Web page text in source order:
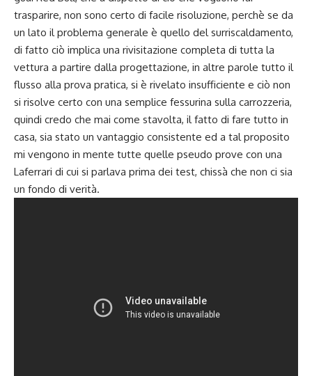
trasparire, non sono certo di facile risoluzione, perchè se da
un lato il problema generale è quello del surriscaldamento,
di fatto ciò implica una rivisitazione completa di tutta la
vettura a partire dalla progettazione, in altre parole tutto il
flusso alla prova pratica, si è rivelato insufficiente e ciò non
si risolve certo con una semplice fessurina sulla carrozzeria,
quindi credo che mai come stavolta, il fatto di fare tutto in
casa, sia stato un vantaggio consistente ed a tal proposito
mi vengono in mente tutte quelle pseudo prove con una
Laferrari di cui si parlava prima dei test, chissà che non ci sia
un fondo di verità.